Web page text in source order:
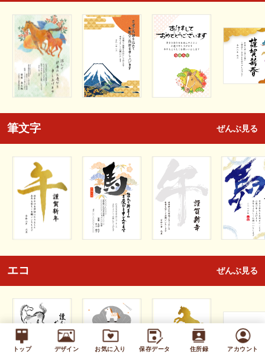
トップ デザイン お気に入り 保存データ 住所録 アカウント
筆文字 ぜんぶ見る
エコ ぜんぶ見る